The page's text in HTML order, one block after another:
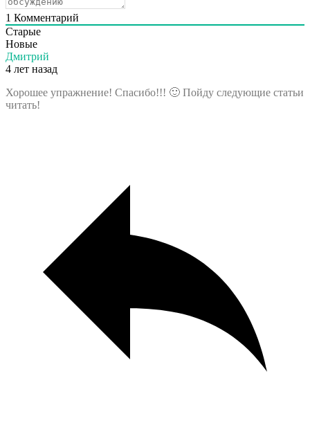
1 Комментарий
Старые
Новые
Дмитрий
4 лет назад
Хорошее упражнение! Спасибо!!! 🙂 Пойду следующие статьи
читать!